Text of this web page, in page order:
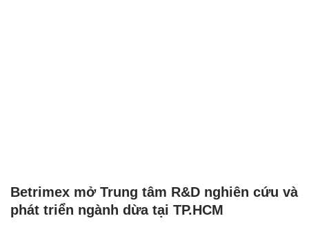
Betrimex mở Trung tâm R&D nghiên cứu và
phát triển ngành dừa tại TP.HCM